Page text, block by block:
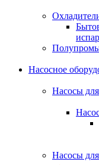
Насосное
Насосы
Насосы